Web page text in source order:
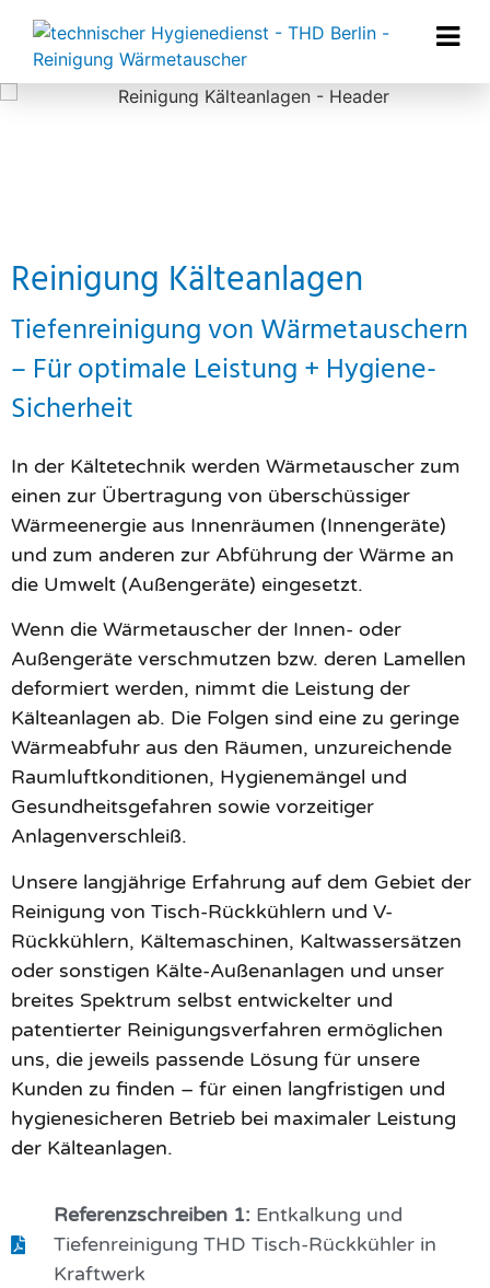
Reinigung Kälteanlagen
Tiefenreinigung von Wärmetauschern
– Für optimale Leistung + Hygiene-
Sicherheit
In der Kältetechnik werden Wärmetauscher zum
einen zur Übertragung von überschüssiger
Wärmeenergie aus Innenräumen (Innengeräte)
und zum anderen zur Abführung der Wärme an
die Umwelt (Außengeräte) eingesetzt.
Wenn die Wärmetauscher der Innen- oder
Außengeräte verschmutzen bzw. deren Lamellen
deformiert werden, nimmt die Leistung der
Kälteanlagen ab. Die Folgen sind eine zu geringe
Wärmeabfuhr aus den Räumen, unzureichende
Raumluftkonditionen, Hygienemängel und
Gesundheitsgefahren sowie vorzeitiger
Anlagenverschleiß.
Unsere langjährige Erfahrung auf dem Gebiet der
Reinigung von Tisch-Rückkühlern und V-
Rückkühlern, Kältemaschinen, Kaltwassersätzen
oder sonstigen Kälte-Außenanlagen und unser
breites Spektrum selbst entwickelter und
patentierter Reinigungsverfahren ermöglichen
uns, die jeweils passende Lösung für unsere
Kunden zu finden – für einen langfristigen und
hygienesicheren Betrieb bei maximaler Leistung
der Kälteanlagen.
Referenzschreiben 1: Entkalkung und
Tiefenreinigung THD Tisch-Rückkühler in
Kraftwerk